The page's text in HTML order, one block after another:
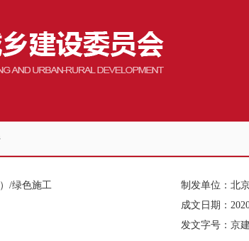
/绿色施工 制发单位： 北
成文日期：
发文字号： 京